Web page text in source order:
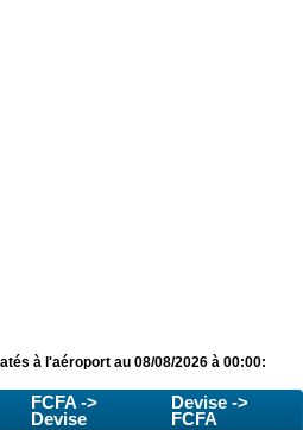
à l'aéroport au 08/08/2026 à 00:00:
FCFA ->
Devise
Devise ->
FCFA